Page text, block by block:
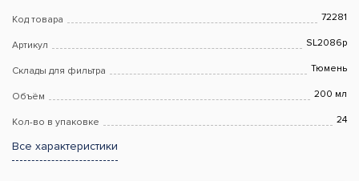
Код товара 72281
Артикул SL2086p
Склады для фильтра Тюмень
Объём 200 мл
Кол-во в упаковке 24
Все характеристики